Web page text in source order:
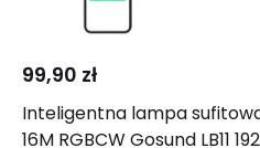
99,90 zł
Inteligentna lampa
16M RGBCW Gosund LB11